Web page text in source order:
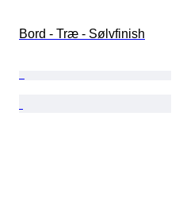
Bord - Træ - Sølvfinish